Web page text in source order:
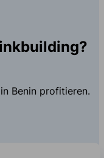
Benin profitieren.